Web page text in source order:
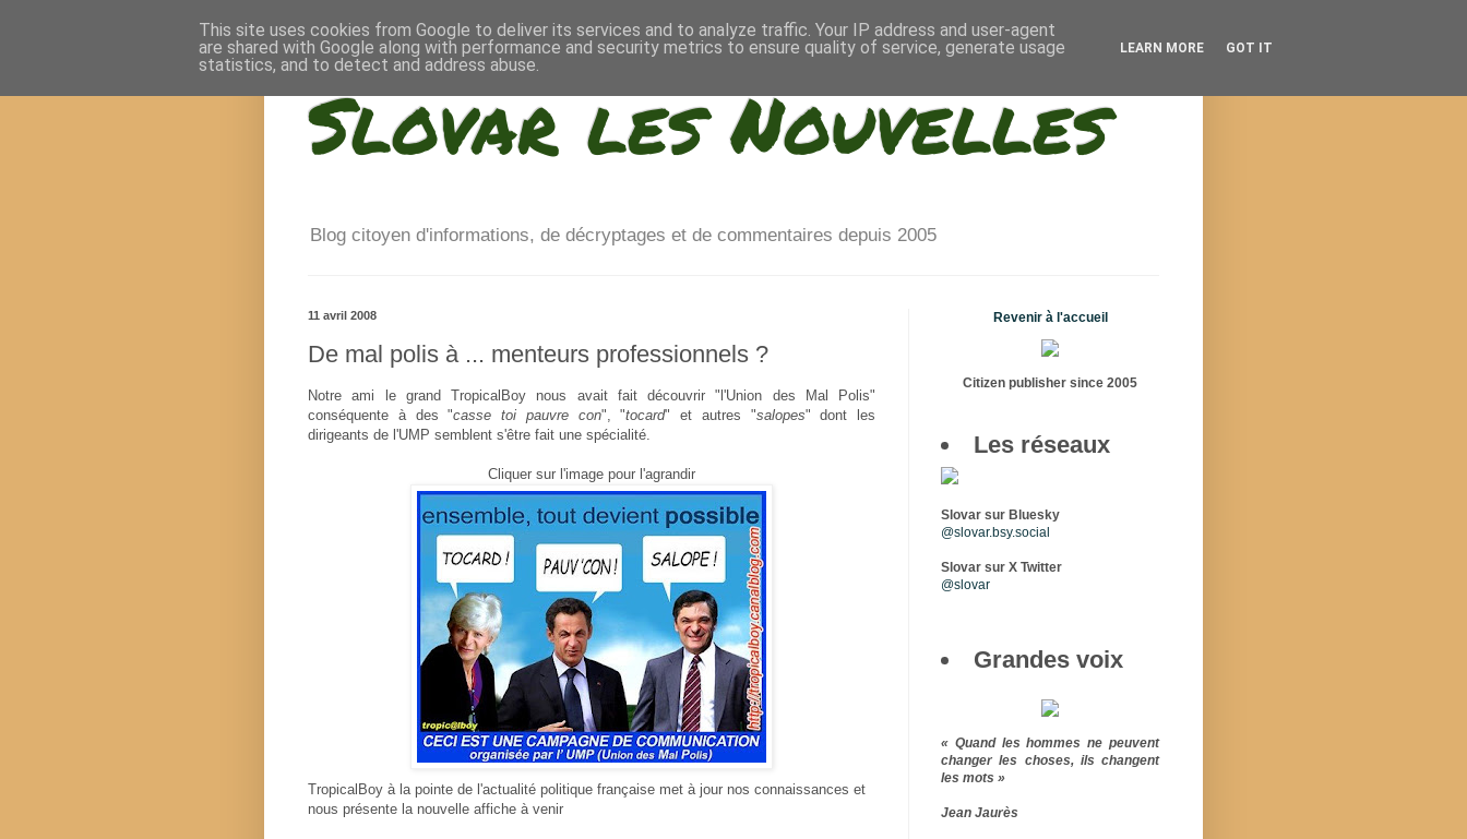
Slovar les Nouvelles
Blog citoyen d'informations, de décryptages et de commentaires depuis 2005
11 avril 2008
De mal polis à ... menteurs professionnels ?
Notre ami le grand TropicalBoy nous avait fait découvrir "l'Union des Mal Polis"
conséquente à des "casse toi pauvre con", "tocard" et autres "salopes" dont les
dirigeants de l'UMP semblent s'être fait une spécialité.
Cliquer sur l'image pour l'agrandir
TropicalBoy à la pointe de l'actualité politique française met à jour nos connaissances et
nous présente la nouvelle affiche à venir
Revenir à l'accueil
Citizen publisher since 2005
Les réseaux
Slovar sur Bluesky
@slovar.bsy.social
Slovar sur X Twitter
@slovar
Grandes voix
« Quand les hommes ne peuvent
changer les choses, ils changent
les mots »
Jean Jaurès
This site uses cookies from Google to deliver its services and to analyze traffic. Your IP address and user-agent
are shared with Google along with performance and security metrics to ensure quality of service, generate usage
statistics, and to detect and address abuse.
LEARN MORE GOT IT